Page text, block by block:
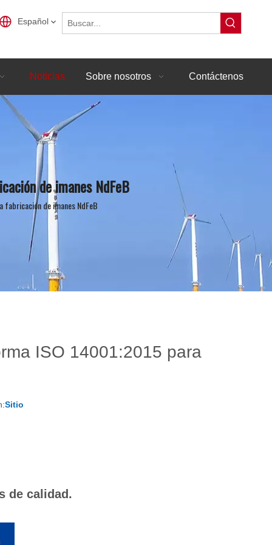
Español
Noticias Sobre nosotros Contáctenos
de imanes NdFeB
fabricación de imanes NdFeB
ISO 14001:2015 para
Sitio
de calidad.